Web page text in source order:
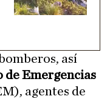
así
de Emergencias
agentes de